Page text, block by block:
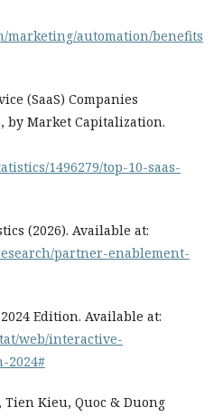
marketing/automation/benefits
(SaaS) Companies
by Market Capitalization.
1496279/top-10-saas-
(2026). Available at:
partner-enablement-
Edition. Available at:
web/interactive-
2024#
Kieu, Quoc & Duong